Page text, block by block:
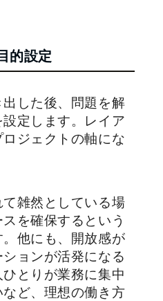
的設定
した後、問題を解
定します。レイア
ジェクトの軸にな
雑然としている場
を確保するという
他にも、開放感が
ョンが活発になる
とりが業務に集中
ど、理想の働き方